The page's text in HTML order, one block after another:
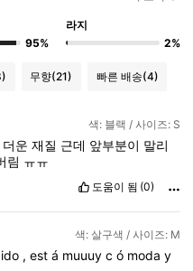
95%
라지
2%
무향(21) 빠른 배송(4)
색: 블랙 / 사이즈: S
더운 재질 근데 앞부분이 말리
림 ㅠㅠ
도움이 됨 (0)
색: 살구색 / 사이즈: M
, est á muuuy c ó moda y